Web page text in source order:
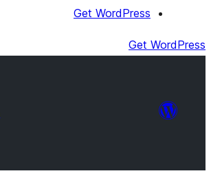
Get WordPress
Get WordPress